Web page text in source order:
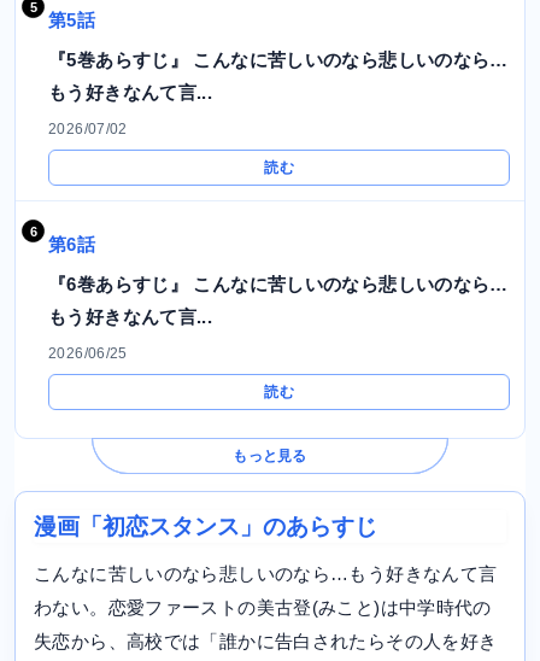
第5話
『5巻あらすじ』 こんなに苦しいのなら悲しいのなら…
もう好きなんて言...
2026/07/02
読む
第6話
『6巻あらすじ』 こんなに苦しいのなら悲しいのなら…
もう好きなんて言...
2026/06/25
読む
もっと見る
漫画「初恋スタンス」のあらすじ
こんなに苦しいのなら悲しいのなら…もう好きなんて言
わない。恋愛ファーストの美古登(みこと)は中学時代の
失恋から、高校では「誰かに告白されたらその人を好き